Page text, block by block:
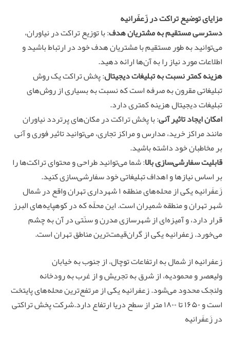
مزایای توضیع تراکت در زَعفَرانیه
دسترسی مستقیم به مشتریان هدف: با توزیع تراکت در نیاوران،
می‌توانید به طور مستقیم با مشتریان هدف خود در ارتباط باشید و
اطلاعات مورد نیاز را به آن‌ها ارائه دهید.
هزینه کمتر نسبت به تبلیغات دیجیتال: پخش تراکت یک روش
تبلیغاتی مقرون به صرفه است که نسبت به بسیاری از روش‌های
تبلیغات دیجیتال هزینه کمتری دارد.
امکان ایجاد تاثیر آنی: با پخش تراکت در مکان‌های پرتردد نیاوران
مانند مراکز خرید، مدارس و مراکز تجاری، می‌توانید تاثیر فوری و آنی
بر مخاطبان خود داشته باشید.
قابلیت سفارشی‌سازی بالا: شما می‌توانید طراحی و محتوای تراکت‌ها را
بر اساس نیازها و اهداف تبلیغاتی خود سفارشی‌سازی کنید.
زَعفَرانیه یکی از محله‌های منطقه ۱ شهرداری تهران واقع در شمال
شهر تهران و منطقه شمیران است. این محلّه که در کوهپایه‌های البرز
قرار دارد، و آمیزه‌ای از شهرسازی مدرن و سنّتی در آن به چشم
می‌خورد. زعفرانیه یکی از گران‌قیمت‌ترین مناطق تهران است.
زعفرانیه از شمال به ارتفاعات توچال، از جنوب به خیابان
ولیعصر و محمودیه، از شرق به تجریش و از غرب به رودخانه
ولنجک محدود می‌شود. زعفرانیه یکی از مرتفع‌ترین محله‌های پایتخت
است و ۱۶۵۰ تا ۱۸۰۰ متر از سطح دریا ارتفاع دارد.شرکت پخش تراکتی
در زَعفَرانیه